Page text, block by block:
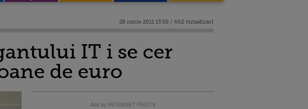
28 iunie 2011 13:50 / 602 vizualizari
IT i se cer
de euro
Ads by INTERNET PROTV